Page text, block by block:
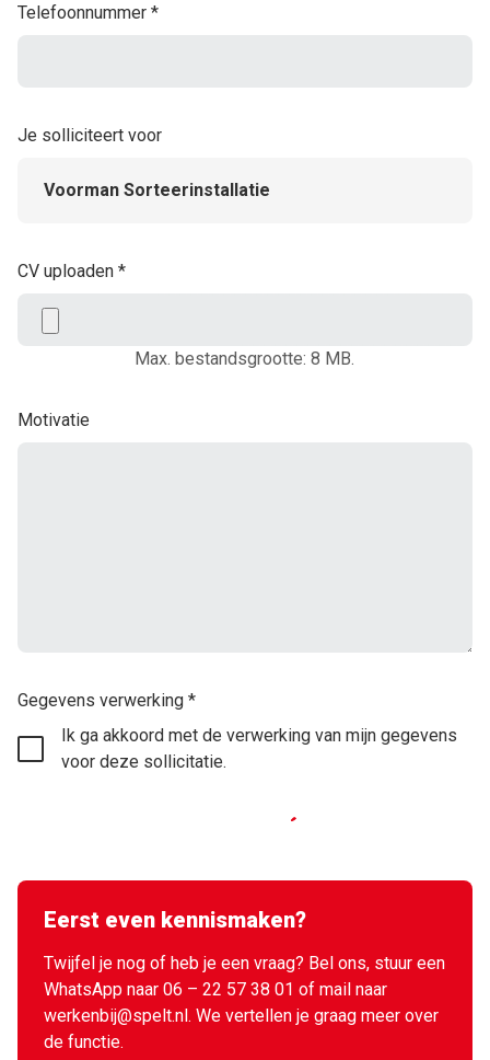
Telefoonnummer *
Je solliciteert voor
Voorman Sorteerinstallatie
CV uploaden *
Max. bestandsgrootte: 8 MB.
Motivatie
Gegevens verwerking *
Ik ga akkoord met de verwerking van mijn gegevens
voor deze sollicitatie.
Solliciteer nu
Eerst even kennismaken?
Twijfel je nog of heb je een vraag? Bel ons, stuur een
WhatsApp naar 06 – 22 57 38 01 of mail naar
werkenbij@spelt.nl. We vertellen je graag meer over
de functie.